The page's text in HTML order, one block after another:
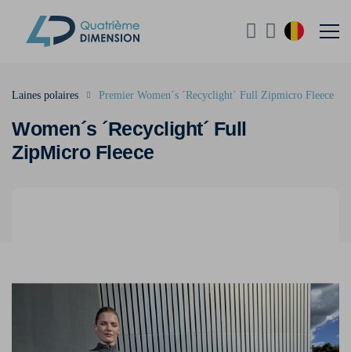
Women´s ´Recyclight´ Full
ZipMicro Fleece
Laines polaires Premier Women´s ´Recyclight´ Full Zipmicro Fleece